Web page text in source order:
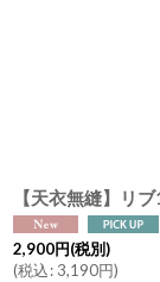
2,900円(税別)
(税込: 3,190円)